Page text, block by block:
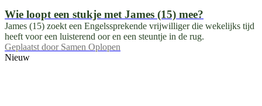
Wie loopt een stukje met James (15) mee?
James (15) zoekt een Engelssprekende vrijwilliger die wekelijks tijd
heeft voor een luisterend oor en een steuntje in de rug.
Geplaatst door Samen Oplopen
Nieuw